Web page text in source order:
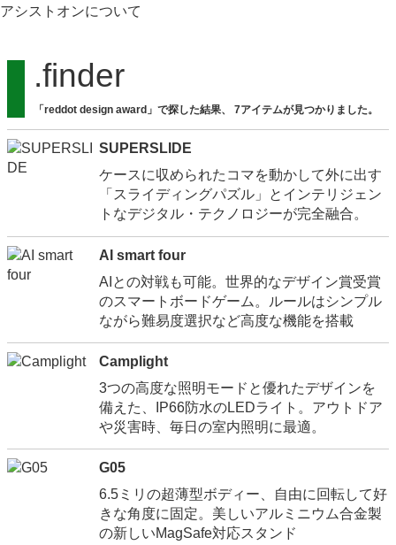
.finder
「reddot design award」で探した結果、 7アイテムが見つかりました。
SUPERSLIDE
ケースに収められたコマを動かして外に出す
「スライディングパズル」とインテリジェン
トなデジタル・テクノロジーが完全融合。
AI smart four
AIとの対戦も可能。世界的なデザイン賞受賞
のスマートボードゲーム。ルールはシンプル
ながら難易度選択など高度な機能を搭載
Camplight
3つの高度な照明モードと優れたデザインを
備えた、IP66防水のLEDライト。アウトドア
や災害時、毎日の室内照明に最適。
G05
6.5ミリの超薄型ボディー、自由に回転して好
きな角度に固定。美しいアルミニウム合金製
の新しいMagSafe対応スタンド
アシストオンについて